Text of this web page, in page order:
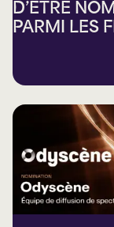
D’ÊTRE
PARMI LES